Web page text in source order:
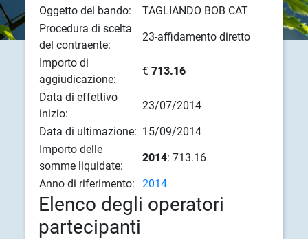
Oggetto del bando:
TAGLIANDO BOB CAT
Procedura di scelta
del contraente:
23-affidamento diretto
Importo di
aggiudicazione:
€ 713.16
Data di effettivo
inizio:
23/07/2014
Data di ultimazione: 15/09/2014
Importo delle
somme liquidate:
2014: 713.16
Anno di riferimento:
2014
Elenco degli operatori
partecipanti